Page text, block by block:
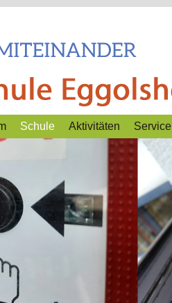
Schule Aktivitäten Service